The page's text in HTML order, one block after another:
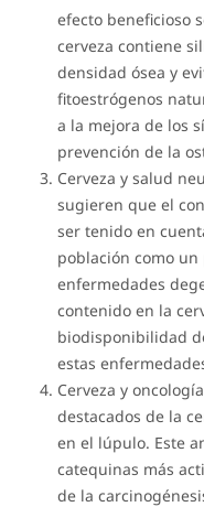
efecto beneficioso
cerveza contiene
densidad ósea y
fitoestrógenos
a la mejora de los
prevención de la
Cerveza y salud
sugieren que el
ser tenido en
población como
enfermedades
contenido en la
biodisponibilidad
estas
Cerveza y
destacados de la
en el lúpulo. Este
catequinas más
de la